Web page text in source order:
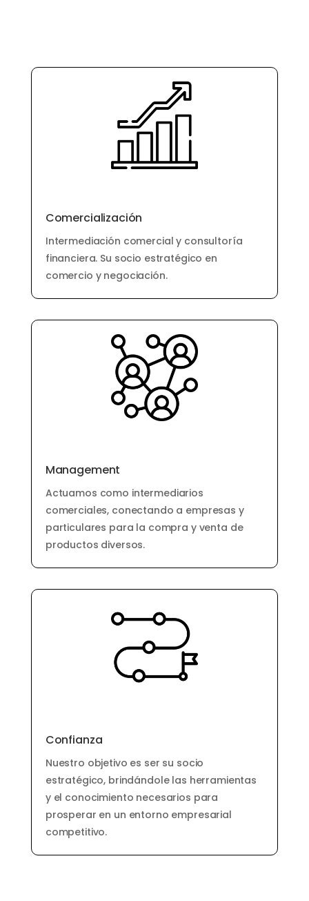
Comercialización
Intermediación comercial y consultoría
financiera. Su socio estratégico en
comercio y negociación.
Management
Actuamos como intermediarios
comerciales, conectando a empresas y
particulares para la compra y venta de
productos diversos.
Confianza
Nuestro objetivo es ser su socio
estratégico, brindándole las herramientas
y el conocimiento necesarios para
prosperar en un entorno empresarial
competitivo.